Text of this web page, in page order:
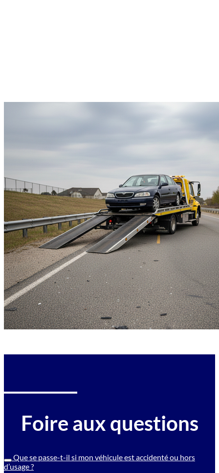
Foire aux questions
Que se passe-t-il si mon véhicule est accidenté ou hors
d’usage ?